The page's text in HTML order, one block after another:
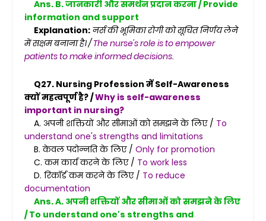
Ans. B. जानकारी और समर्थन प्रदान करना / Provide
information and support
Explanation: नर्स की भूमिका रोगी को सूचित निर्णय लेने
में सक्षम बनाना है। /The nurse's role is to empower
patients to make informed decisions.
Q27. Nursing Profession में Self-Awareness
क्यों महत्वपूर्ण है? /Why is self-awareness
important in nursing?
A. अपनी शक्तियों और सीमाओं को समझने के लिए / To
understand one's strengths and limitations
B. केवल पदोन्नति के लिए / Only for promotion
C. कम कार्य करने के लिए / To work less
D. रिकॉर्ड कम करने के लिए / To reduce
documentation
Ans. A. अपनी शक्तियों और सीमाओं को समझने के लिए
/ To understand one's strengths and